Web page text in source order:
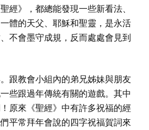
經》，都總能發現一些新看法、
體的天父、耶穌和聖靈，是永活
不會墨守成規，反而處處會見到
跟教會小組內的弟兄姊妹與朋友
些跟過年傳統有關的遊戲。其中
原來《聖經》中有許多祝福的經
平常拜年會說的四字祝福賀詞來